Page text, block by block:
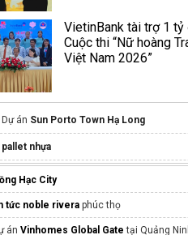
VietinBank tài trợ 1 tỷ
Cuộc thi “Nữ hoàng
Việt Nam 2026”
Dự án Sun Porto Town Hạ Long
pallet nhựa
Nhà Mẫu Blanca City Vũng Tàu
Thông tinBcons Center City
gangducthainguyen.vn
Hạc City
tức noble rivera phúc thọ
án Vinhomes Global Gate tại Quảng